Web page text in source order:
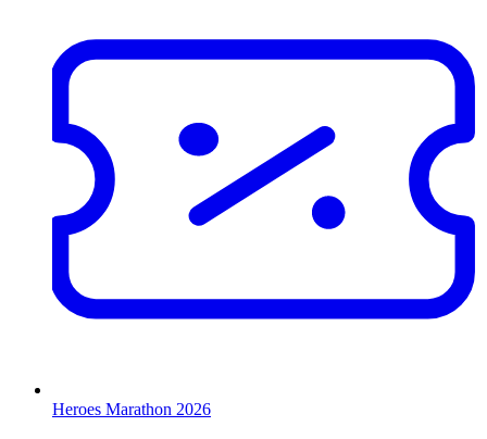
Heroes Marathon 2026